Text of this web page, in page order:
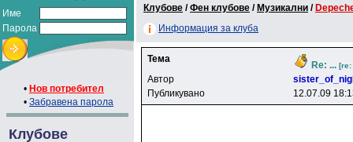
Име
Парола
• Нов потребител
• Забравена парола
Клубове
Клубове /Фен клубове / Музикални /
Информация за клуба
Тема
Re: ... [re:
Автор
Публикувано
12.07.09